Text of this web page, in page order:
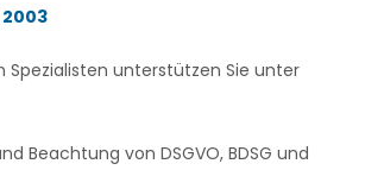
Spezialisten unterstützen Sie unter
Beachtung von DSGVO, BDSG und